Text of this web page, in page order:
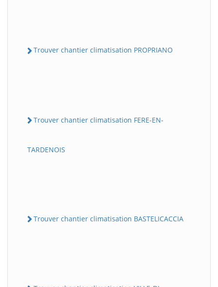
Trouver chantier climatisation PROPRIANO
Trouver chantier climatisation FERE-EN-
TARDENOIS
Trouver chantier climatisation BASTELICACCIA